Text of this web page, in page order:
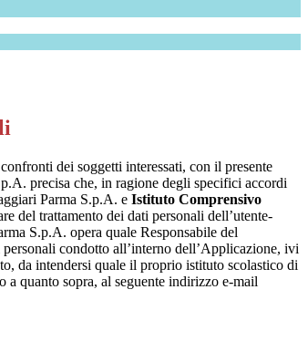
dei soggetti interessati, con il presente
precisa che, in ragione degli specifici accordi
Parma S.p.A. e Istituto Comprensivo
del trattamento dei dati personali dell’utente-
S.p.A. opera quale Responsabile del
condotto all’interno dell’Applicazione, ivi
da intendersi quale il proprio istituto scolastico di
quanto sopra, al seguente indirizzo e-mail